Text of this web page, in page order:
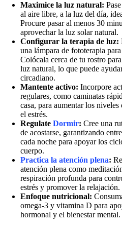
Maximice la luz natural:
al aire libre, a la luz del día,
Procure pasar al menos 30
aprovechar la luz solar natural.
Configurar la terapia de luz:
una lámpara de fototerapia
Colócala cerca de tu rostro
luz natural, lo que puede
circadiano.
Mantente activo: Incorpore
regulares, como caminatas
casa, para aumentar los
el estrés.
Regulate Dormir: Cree una
de acostarse, garantizando
cada noche para apoyar los
cuerpo.
Practica la atención plena:
atención plena como
respiración profunda para
estrés y promover la relajación.
Enfoque nutricional:
omega-3 y vitamina D para
hormonal y el bienestar mental.